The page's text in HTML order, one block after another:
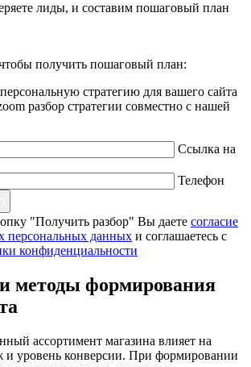
лиды, и составим пошаговый план
получить пошаговый план:
стратегию для вашего сайта
разбор стратегии совместно с нашей
Ссылка на
Телефон
"Получить разбор" Вы даете согласие
персональных данных и соглашаетесь с
конфиденциальности
методы формирования
ассортимент магазина влияет на
и уровень конверсии. При формировании